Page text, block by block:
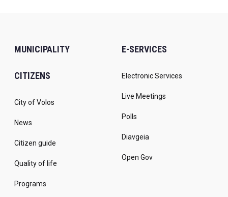
MUNICIPALITY
CITIZENS
City of Volos
News
Citizen guide
Quality of life
Programs
E-SERVICES
Electronic Services
Live Meetings
Polls
Diavgeia
Open Gov